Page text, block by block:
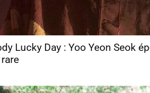
Lucky Day : Yoo Yeon Seok